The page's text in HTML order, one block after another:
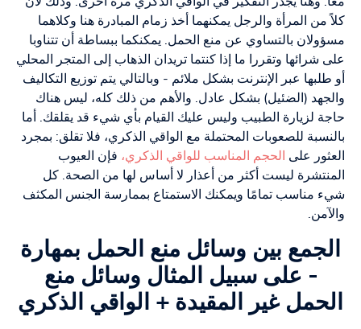
كلاً من المرأة والرجل يمكنهما أخذ زمام المبادرة هنا وكلاهما
مسؤولان بالتساوي عن منع الحمل. يمكنكما ببساطة أن تتناوبا
على شرائها وتقررا ما إذا كنتما تريدان الذهاب إلى المتجر المحلي
أو طلبها عبر الإنترنت بشكل ملائم - وبالتالي يتم توزيع التكاليف
والجهد (الضئيل) بشكل عادل. والأهم من ذلك كله، ليس هناك
حاجة لزيارة الطبيب وليس عليك القيام بأي شيء قد يقلقك. أما
بالنسبة للصعوبات المحتملة مع الواقي الذكري، فلا تقلق: بمجرد
العثور على الحجم المناسب للواقي الذكري، فإن العيوب
المنتشرة ليست أكثر من أعذار لا أساس لها من الصحة. كل
شيء مناسب تمامًا ويمكنك الاستمتاع بممارسة الجنس المكثف
والآمن.
الجمع بين وسائل منع الحمل بمهارة
- على سبيل المثال وسائل منع
الحمل غير المقيدة + الواقي الذكري